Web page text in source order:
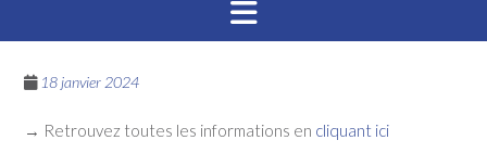
18 janvier 2024
→ Retrouvez toutes les informations en cliquant ici